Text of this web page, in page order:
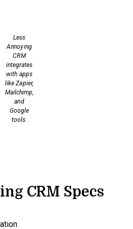
Less
Annoying
CRM
integrates
with apps
like Zapier,
Mailchimp,
and
Google
tools.
CRM Specs